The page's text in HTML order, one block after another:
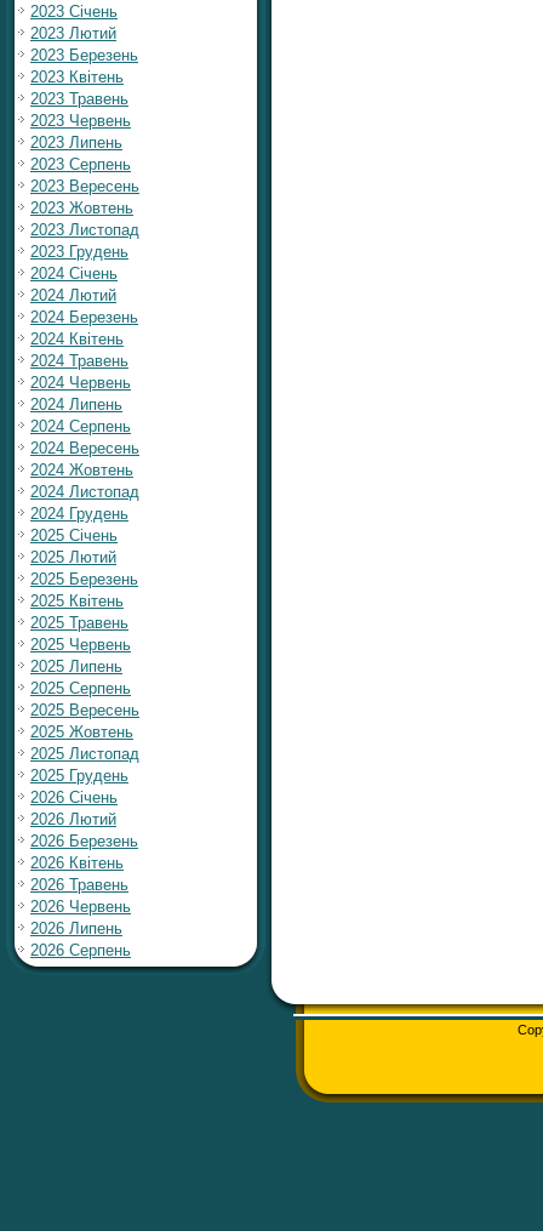
2023 Січень
2023 Лютий
2023 Березень
2023 Квітень
2023 Травень
2023 Червень
2023 Липень
2023 Серпень
2023 Вересень
2023 Жовтень
2023 Листопад
2023 Грудень
2024 Січень
2024 Лютий
2024 Березень
2024 Квітень
2024 Травень
2024 Червень
2024 Липень
2024 Серпень
2024 Вересень
2024 Жовтень
2024 Листопад
2024 Грудень
2025 Січень
2025 Лютий
2025 Березень
2025 Квітень
2025 Травень
2025 Червень
2025 Липень
2025 Серпень
2025 Вересень
2025 Жовтень
2025 Листопад
2025 Грудень
2026 Січень
2026 Лютий
2026 Березень
2026 Квітень
2026 Травень
2026 Червень
2026 Липень
2026 Серпень